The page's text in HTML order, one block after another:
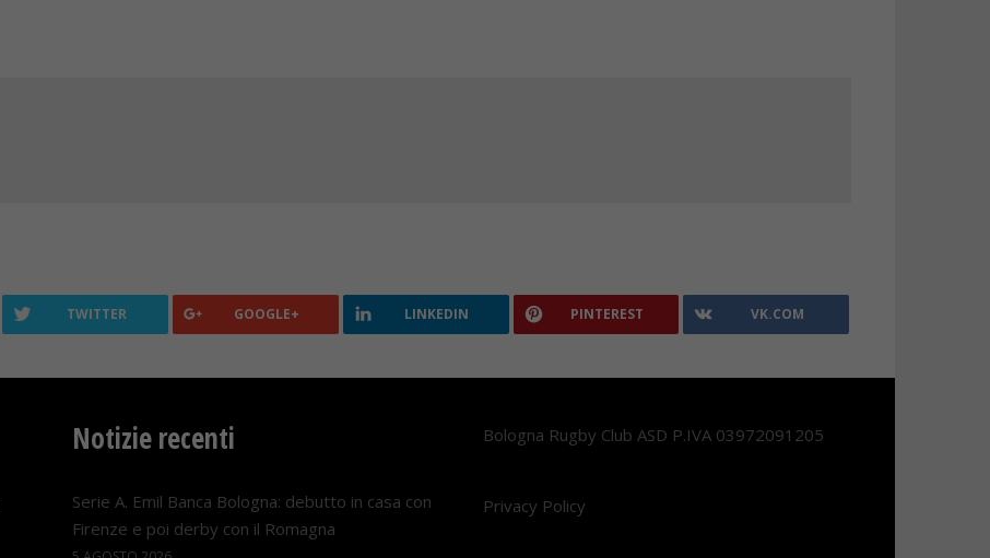
TWITTER GOOGLE+ LINKEDIN PINTEREST VK.COM
Notizie recenti
Serie A. Emil Banca Bologna: debutto in casa con
Firenze e poi derby con il Romagna
Bologna Rugby Club ASD P.IVA 03972091205
Privacy Policy